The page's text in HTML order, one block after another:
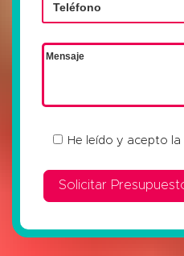
He leído y acepto la